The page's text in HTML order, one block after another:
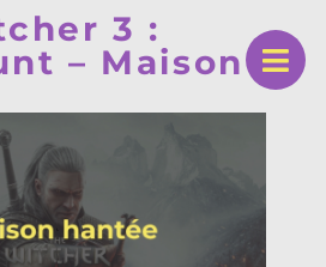
3 :
– Maison